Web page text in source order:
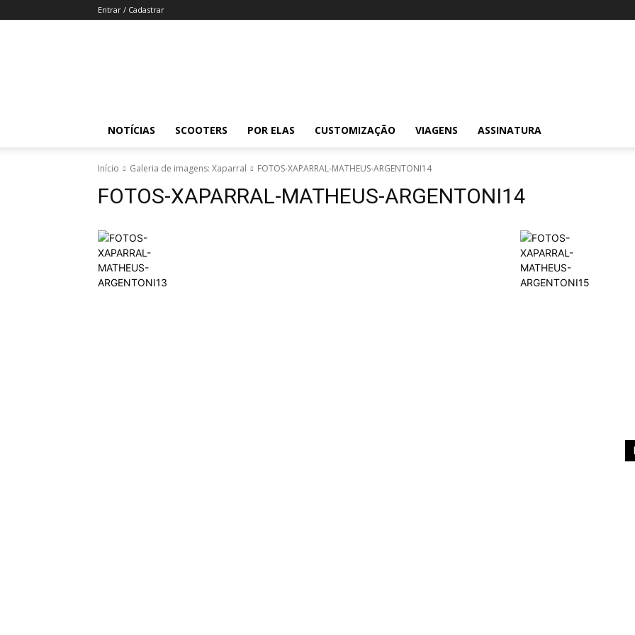
Entrar / Cadastrar
NOTÍCIAS SCOOTERS POR ELAS CUSTOMIZAÇÃO VIAGENS ASSINATURA
Início Galeria de imagens: Xaparral FOTOS-XAPARRAL-MATHEUS-ARGENTONI14
FOTOS-XAPARRAL-MATHEUS-ARGENTONI14